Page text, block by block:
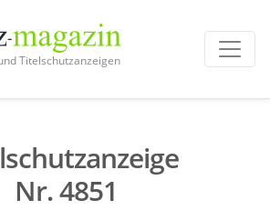
Titelschutzanzeigen
Nr. 4851